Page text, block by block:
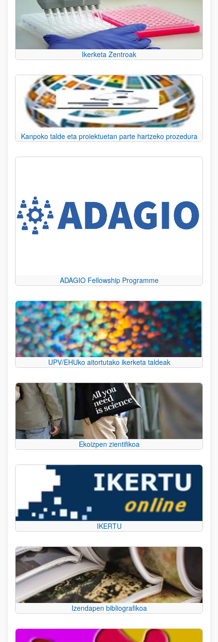
Ikerketa Zentroak
Kanpoko talde eta proiektuetan parte hartzeko prozedura
ADAGIO Fellowship Programme
UPV/EHUko aitortutako ikerketa taldeak
Ekoizpen zientifikoa
IKERTU
Izendapen bibliografikoa